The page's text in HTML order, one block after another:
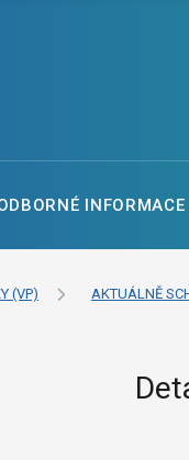
INFORMACE
(VP) AKTUÁLNĚ